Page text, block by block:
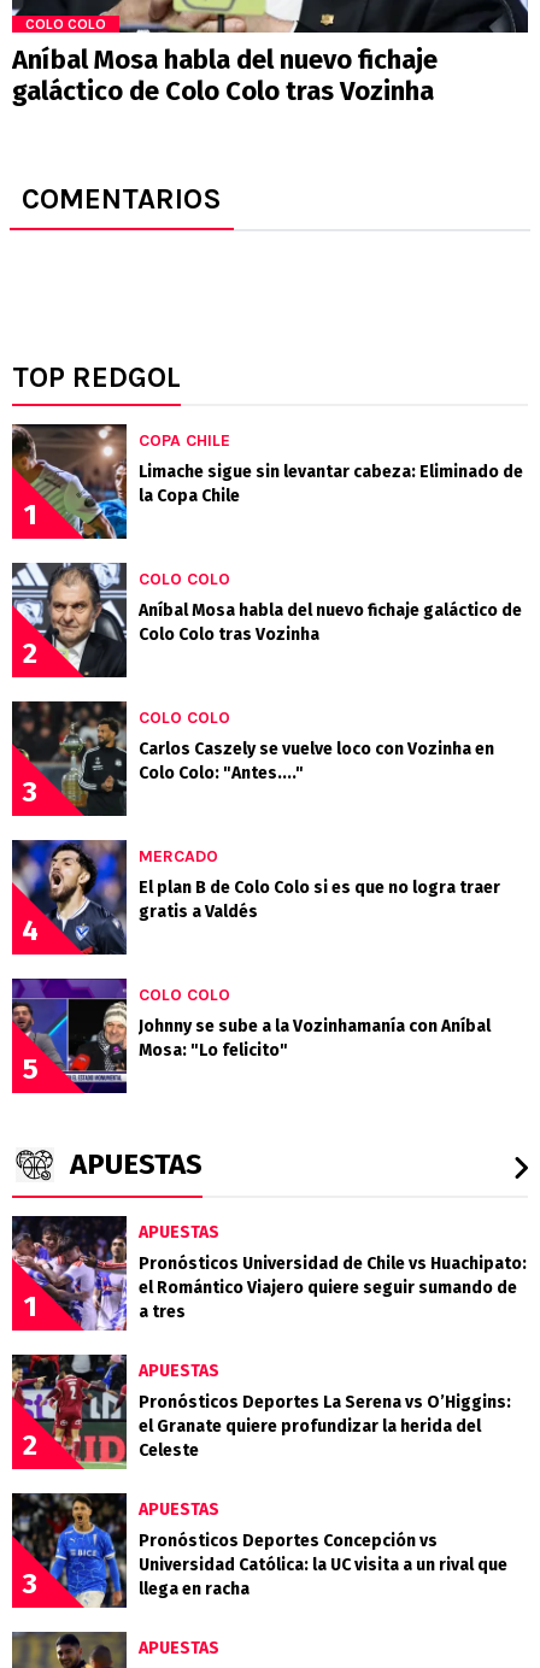
COLO COLO
Aníbal Mosa habla del nuevo fichaje
galáctico de Colo Colo tras Vozinha
COMENTARIOS
TOP REDGOL
1
COPA CHILE
Limache sigue sin levantar cabeza: Eliminado de
la Copa Chile
2
COLO COLO
Aníbal Mosa habla del nuevo fichaje galáctico de
Colo Colo tras Vozinha
3
COLO COLO
Carlos Caszely se vuelve loco con Vozinha en
Colo Colo: "Antes...."
4
MERCADO
El plan B de Colo Colo si es que no logra traer
gratis a Valdés
5
COLO COLO
Johnny se sube a la Vozinhamanía con Aníbal
Mosa: "Lo felicito"
APUESTAS
1
APUESTAS
Pronósticos Universidad de Chile vs Huachipato:
el Romántico Viajero quiere seguir sumando de
a tres
2
APUESTAS
Pronósticos Deportes La Serena vs O’Higgins:
el Granate quiere profundizar la herida del
Celeste
3
APUESTAS
Pronósticos Deportes Concepción vs
Universidad Católica: la UC visita a un rival que
llega en racha
APUESTAS